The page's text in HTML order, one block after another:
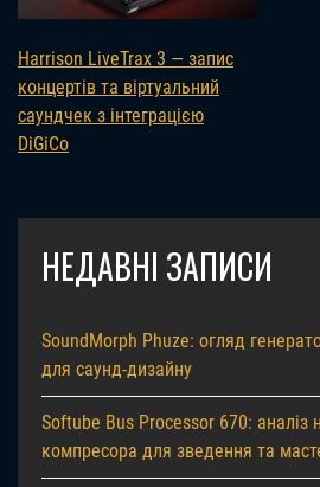
Harrison LiveTrax 3 — запис
концертів та віртуальний
саундчек з інтеграцією
DiGiCo
НЕДАВНІ ЗАПИСИ
SoundMorph Phuze: огляд
для саунд-дизайну
Softube Bus Processor 670: аналіз
компресора для зведення та